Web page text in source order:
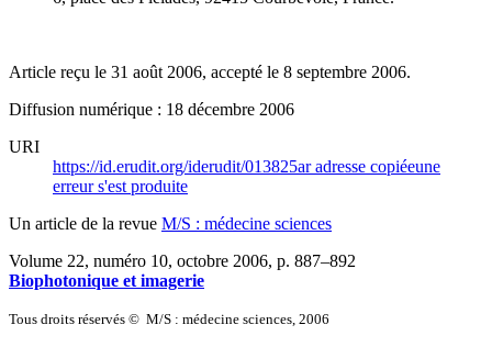
Article reçu le 31 août 2006, accepté le 8 septembre 2006.
Diffusion numérique : 18 décembre 2006
URI
https://id.erudit.org/iderudit/013825aradresse copiéeune
erreur s'est produite
Un article de la revue M/S : médecine sciences
Volume 22, numéro 10, octobre 2006, p. 887–892
Biophotonique et imagerie
Tous droits réservés © M/S : médecine sciences, 2006